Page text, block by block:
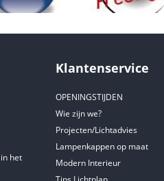
het
Klantenservice
OPENINGSTIJDEN
Wie zijn we?
Projecten/Lichtadvies
Lampenkappen op maat
Modern Interieur